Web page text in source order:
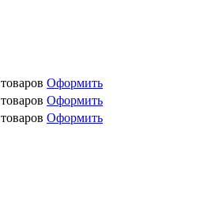
товаров Оформить
товаров Оформить
товаров Оформить